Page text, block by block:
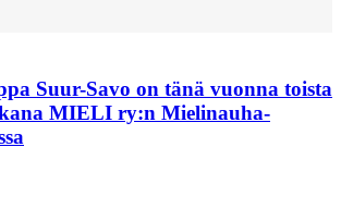
Suur-Savo on tänä vuonna toista
MIELI ry:n Mielinauha-